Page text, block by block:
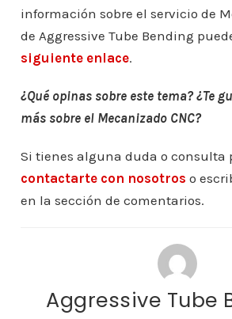
información sobre el servicio de
de Aggressive Tube Bending
siguiente enlace.
¿Qué opinas sobre este tema? ¿Te
más sobre el Mecanizado CNC?
Si tienes alguna duda o consulta
contactarte con nosotros o
en la sección de comentarios.
Aggressive Tube